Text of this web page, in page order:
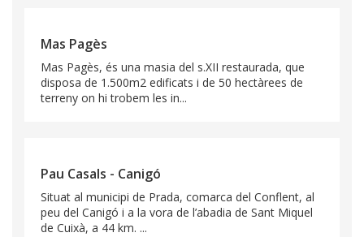
Mas Pagès
Mas Pagès, és una masia del s.XII restaurada, que
disposa de 1.500m2 edificats i de 50 hectàrees de
terreny on hi trobem les in...
Pau Casals - Canigó
Situat al municipi de Prada, comarca del Conflent, al
peu del Canigó i a la vora de l’abadia de Sant Miquel
de Cuixà, a 44 km. ...